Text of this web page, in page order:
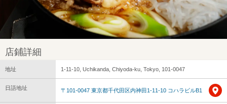
店鋪詳細
地址 1-11-10, Uchikanda, Chiyoda-ku, Tokyo, 101-0047
日語地址 〒101-0047 東京都千代田区内神田1-11-10 コハラビルB1